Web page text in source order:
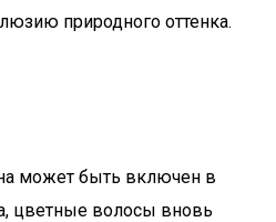
природного оттенка.
может быть включен в
цветные волосы вновь